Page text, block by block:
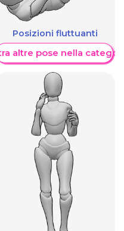
Posizioni fluttuanti
altre pose nella